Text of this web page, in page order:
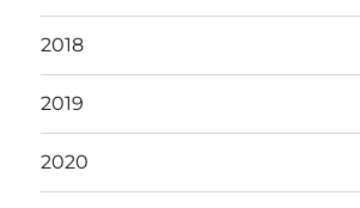
2018
2019
2020